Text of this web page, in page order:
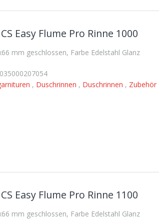
Easy Flume Pro Rinne 1000
mm geschlossen, Farbe Edelstahl Glanz
, Duschrinnen , Duschrinnen , Zubehör
Easy Flume Pro Rinne 1100
mm geschlossen, Farbe Edelstahl Glanz